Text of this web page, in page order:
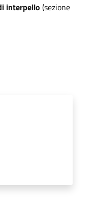
interpello (sezione